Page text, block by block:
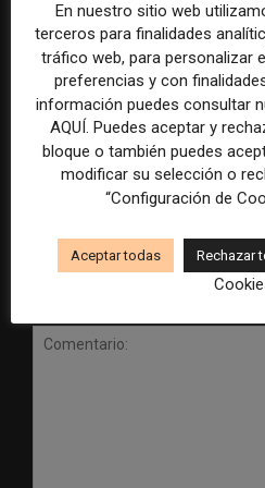
Los periódicos «legacy» que
perdieron una oportunidad y
ahora se lamentan
En nuestro sitio web
terceros para finalidades
tráfico web, para personalizar
preferencias y con
información puedes consultar
AQUÍ. Puedes aceptar y
bloque o también puedes
modificar su selección o
“Configuración de
Aceptar todas Rechazar